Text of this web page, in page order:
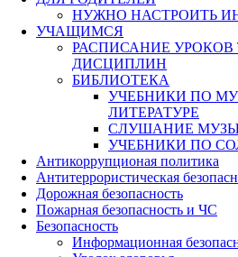
НУЖНО НАСТРОИТЬ
УЧАЩИМСЯ
РАСПИСАНИЕ УРОКОВ
ДИСЦИПЛИН
БИБЛИОТЕКА
УЧЕБНИКИ ПО
ЛИТЕРАТУРЕ
СЛУШАНИЕ
УЧЕБНИКИ ПО
Антикоррупционая политика
Антитеррористическая
Дорожная безопасность
Пожарная безопасность и ЧС
Безопасность
Информационная